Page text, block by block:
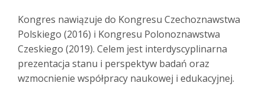
Kongres nawiązuje do Kongresu Czechoznawstwa
Polskiego (2016) i Kongresu Polonoznawstwa
Czeskiego (2019). Celem jest interdyscyplinarna
prezentacja stanu i perspektyw badań oraz
wzmocnienie współpracy naukowej i edukacyjnej.